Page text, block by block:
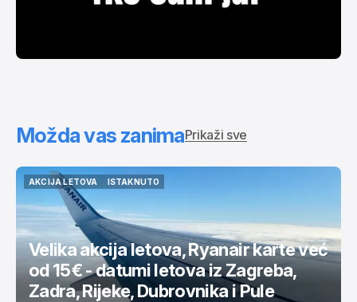
Možda vas zanimaPrikaži sve
AKCIJA LETOVA
AKCIJA LETOVA
ISTAKNUTO
Velika akcija letova, Ryanair karte već
od 15€ - datumi letova iz Zagreba,
Zadra, Rijeke, Dubrovnika i Pule